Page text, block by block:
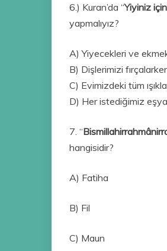
6.) Kuran’da “Yiyiniz
yapmalıyız?
A) Yiyecekleri ve
B) Dişlerimizi
C) Evimizdeki tüm
D) Her istediğimiz
7. “
hangisidir?
A) Fatiha
B) Fil
C) Maun